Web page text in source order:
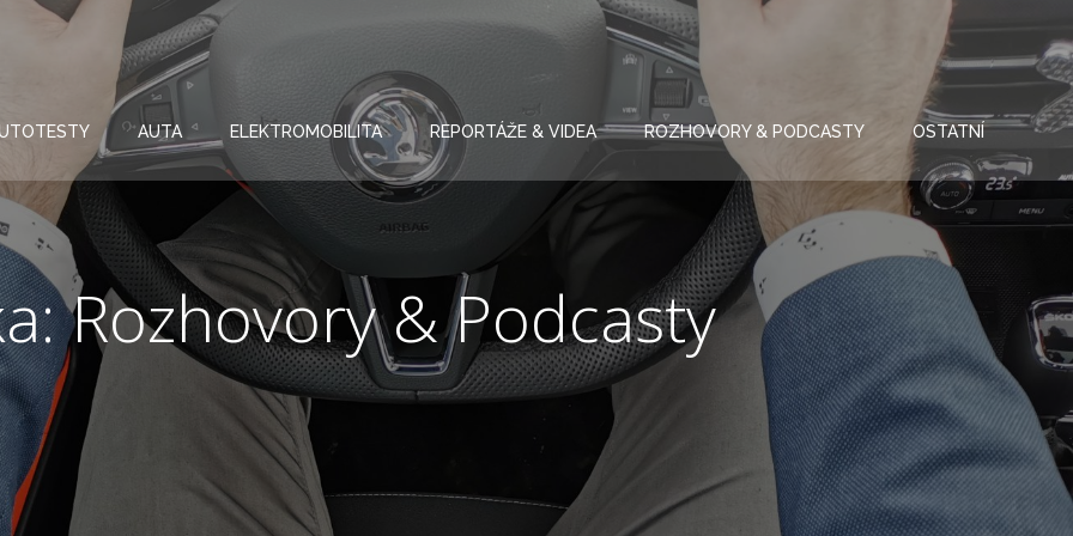
AUTA ELEKTROMOBILITA REPORTÁŽE & VIDEA ROZHOVORY & PODCASTY OSTATNÍ
Rozhovory & Podcasty